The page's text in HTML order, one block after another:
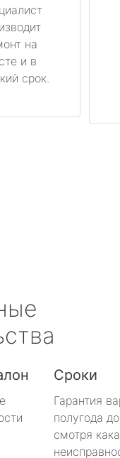
на
и в
срок.
Сроки
Гарантия
полугода
смотря